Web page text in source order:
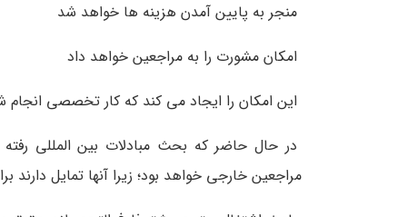
منجر به پایین آمدن هزینه ها خواهد شد
امکان مشورت را به مراجعین خواهد داد
این امکان را ایجاد می کند که کار تخصصی
در حال حاضر که بحث مبادلات بین المللی
مراجعین خارجی خواهد بود؛ زیرا آنها تمایل